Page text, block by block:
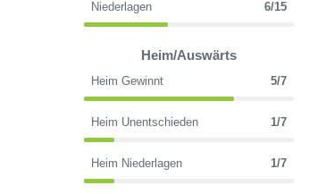
Niederlagen 6/15
Heim/Auswärts
Heim Gewinnt 5/7
Heim Unentschieden 1/7
Heim Niederlagen 1/7